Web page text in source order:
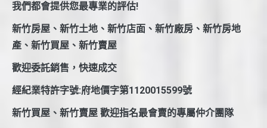
我們都會提供您最專業的評估!
新竹房屋、新竹土地、新竹店面、新竹廠房、新竹房地
產、新竹買屋、新竹賣屋
歡迎委託銷售，快速成交
經紀業特許字號:府地價字第1120015599號
新竹買屋、新竹賣屋 歡迎指名最會賣的專屬仲介團隊